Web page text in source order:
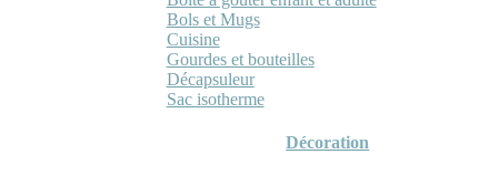
Bols et Mugs
Cuisine
Gourdes et bouteilles
Décapsuleur
Sac isotherme
Décoration